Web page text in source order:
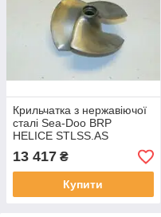
Крильчатка з нержавіючої
сталі Sea-Doo BRP
HELICE STLSS.AS
*IMPELLER
13 417 ₴
Купити